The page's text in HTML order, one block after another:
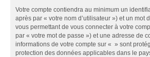
Votre compte contiendra au minimum un
après par « votre nom d’utilisateur ») et un mot
vous permettant de vous connecter à votre
par « votre mot de passe ») et une adresse de
informations de votre compte sur « » sont
protection des données applicables dans le